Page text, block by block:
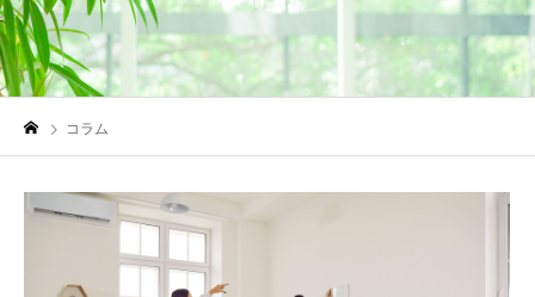
コラム